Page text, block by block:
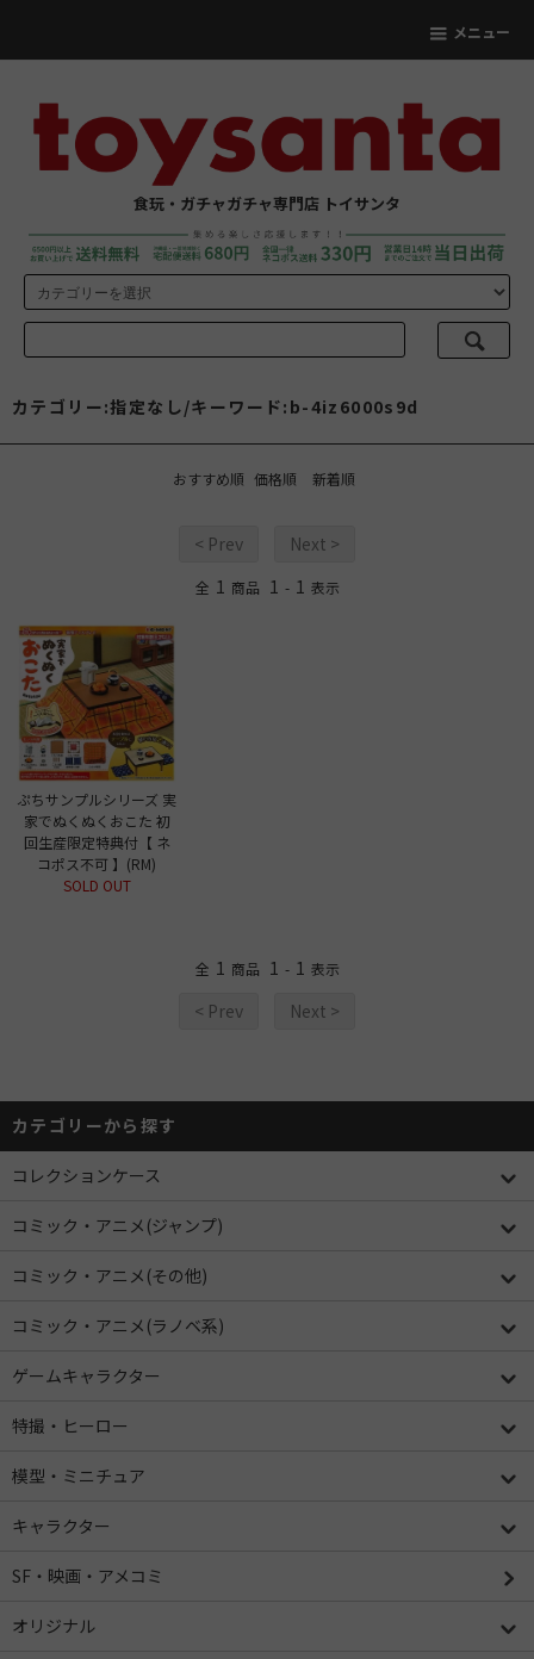
メニュー
食玩・ガチャガチャ専門店 トイサンタ
カテゴリー:指定なし/キーワード:b-4iz6000s9d
おすすめ順 価格順 新着順
< Prev Next >
全 1 商品 1 - 1 表示
ぷちサンプルシリーズ 実
家でぬくぬくおこた 初
回生産限定特典付【 ネ
コポス不可 】(RM)
SOLD OUT
全 1 商品 1 - 1 表示
< Prev Next >
カテゴリーから探す
コレクションケース
コミック・アニメ(ジャンプ)
コミック・アニメ(その他)
コミック・アニメ(ラノベ系)
ゲームキャラクター
特撮・ヒーロー
模型・ミニチュア
キャラクター
SF・映画・アメコミ
オリジナル